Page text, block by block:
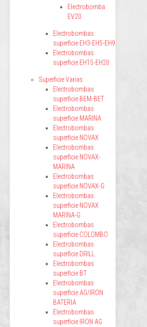
Electrobomba
EV20
Electrobombas
superficie EH3-EH5-EH9
Electrobombas
superficie EH15-EH20
Superficie Varias
Electrobombas
superficie BEM-BET
Electrobombas
superficie MARINA
Electrobombas
superficie NOVAX
Electrobombas
superficie NOVAX-
MARINA
Electrobombas
superficie NOVAX-G
Electrobombas
superficie NOVAX
MARINA-G
Electrobombas
superficie COLOMBO
Electrobombas
superficie DRILL
Electrobombas
superficie BT
Electrobombas
superficie AG/IRON
BATERIA
Electrobombas
superficie IRON AG